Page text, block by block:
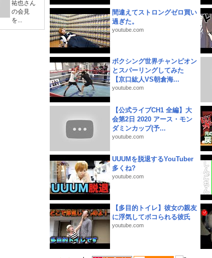
祐也さん
の会見
を...
間違えてストロングゼロ買い
過ぎた。
youtube.com
ボクシング世界チャンピオン
とスパーリングしてみた
【京口紘人VS朝倉海...
youtube.com
【公式ライブCH1 全編】大
会第2日 2020 アース・モン
ダミンカップ(予...
youtube.com
UUUMを脱退するYouTuber
多くね?
youtube.com
【多目的トイレ】彼女の親友
に浮気してボコられる彼氏
youtube.com